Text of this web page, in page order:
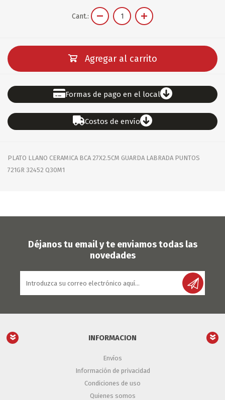
Cant.:
Agregar al carrito
Formas de pago en el local
Costos de envío
PLATO LLANO CERAMICA BCA 27X2.5CM GUARDA LABRADA PUNTOS
721GR 32452 Q30M1
Déjanos tu email y te enviamos todas las
novedades
INFORMACION
Envíos
Información de privacidad
Condiciones de uso
Quienes somos